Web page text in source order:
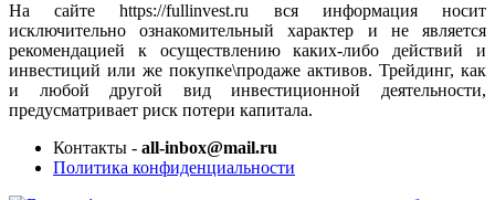
На сайте https://fullinvest.ru вся информация носит
исключительно ознакомительный характер и не является
рекомендацией к осуществлению каких-либо действий и
инвестиций или же покупке\продаже активов. Трейдинг, как
и любой другой вид инвестиционной деятельности,
предусматривает риск потери капитала.
Контакты - all-inbox@mail.ru
Политика конфиденциальности